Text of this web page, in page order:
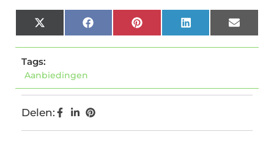
X
(Twitter)
FacebookPinterestLinkedInEmail
Tags:
Aanbiedingen
Delen: